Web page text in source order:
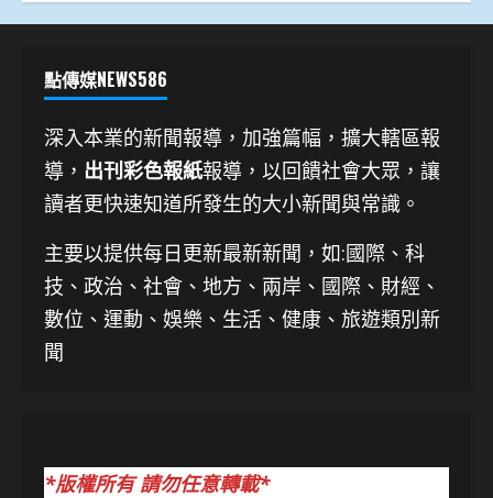
點傳媒NEWS586
深入本業的新聞報導，加強篇幅，擴大轄區報
導， 出刊彩色報紙報導，以回饋社會大眾，讓
讀者更快速知道所發生的大小新聞與常識。
主要以提供每日更新最新新聞 ，如:國際、科
技、 政治、社會、地方、兩岸、國際、財經、
數位、運動、娛樂、生活、健康、旅遊類別新
聞
*版權所有 請勿任意轉載*